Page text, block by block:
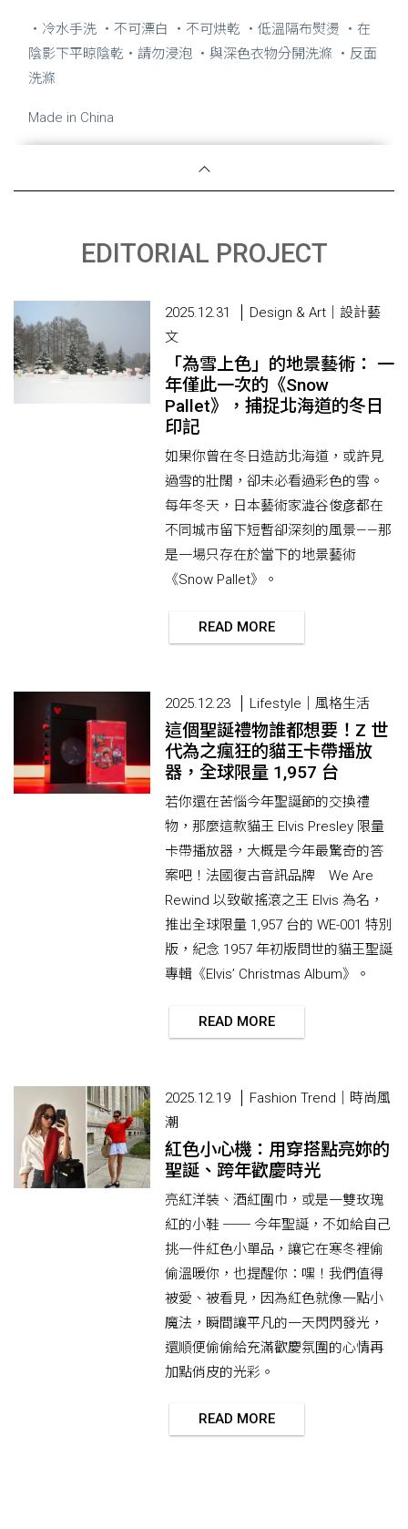
・冷水手洗 ・不可漂白 ・不可烘乾 ・低溫隔布熨燙 ・在
陰影下平晾陰乾・請勿浸泡 ・與深色衣物分開洗滌 ・反面
洗滌
Made in China
EDITORIAL PROJECT
2025.12.31
Design & Art｜設計藝
文
「為雪上色」的地景藝術： 一
年僅此一次的《Snow
Pallet》，捕捉北海道的冬日
印記
如果你曾在冬日造訪北海道，或許見
過雪的壯闊，卻未必看過彩色的雪。
每年冬天，日本藝術家澁谷俊彦都在
不同城市留下短暫卻深刻的風景——那
是一場只存在於當下的地景藝術
《Snow Pallet》。
READ MORE
2025.12.23 Lifestyle｜風格生活
這個聖誕禮物誰都想要！Z 世
代為之瘋狂的貓王卡帶播放
器，全球限量 1,957 台
若你還在苦惱今年聖誕節的交換禮
物，那麼這款貓王 Elvis Presley 限量
卡帶播放器，大概是今年最驚奇的答
案吧！法國復古音訊品牌 We Are
Rewind 以致敬搖滾之王 Elvis 為名，
推出全球限量 1,957 台的 WE-001 特別
版，紀念 1957 年初版問世的貓王聖誕
專輯《Elvis’ Christmas Album》。
READ MORE
2025.12.19
Fashion Trend｜時尚風
潮
紅色小心機：用穿搭點亮妳的
聖誕、跨年歡慶時光
亮紅洋裝、酒紅圍巾，或是一雙玫瑰
紅的小鞋 ── 今年聖誕，不如給自己
挑一件紅色小單品，讓它在寒冬裡偷
偷溫暖你，也提醒你：嘿！我們值得
被愛、被看見，因為紅色就像一點小
魔法，瞬間讓平凡的一天閃閃發光，
還順便偷偷給充滿歡慶氛圍的心情再
加點俏皮的光彩。
READ MORE